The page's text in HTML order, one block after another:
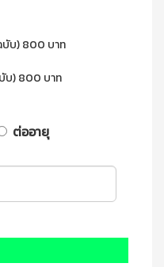
บับ) 800 บาท
บ) 800 บาท
ต่ออายุ